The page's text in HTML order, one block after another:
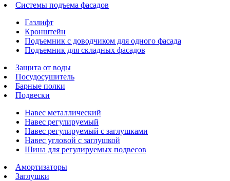
Системы подъема фасадов
Газлифт
Кронштейн
Подъемник с доводчиком для одного фасада
Подъемник для складных фасадов
Защита от воды
Посудосушитель
Барные полки
Подвески
Навес металлический
Навес регулируемый
Навес регулируемый с заглушками
Навес угловой с заглушкой
Шина для регулируемых подвесов
Амортизаторы
Заглушки